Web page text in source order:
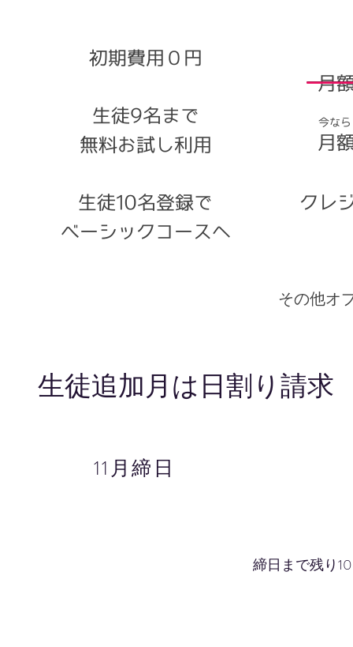
初期費用０円
生徒9名まで
無料お試し利用
生徒10名登録で
​ベーシックコースへ
月
月
クレ
今な
その他オ
生徒追加月は日割り請求
11月締日
締日まで残り